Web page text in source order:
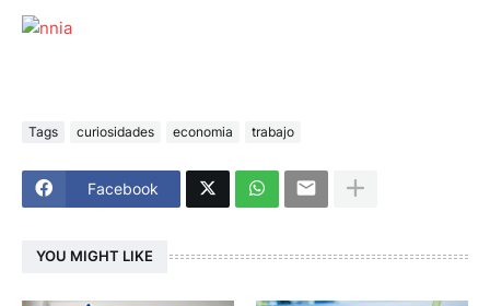
Tags curiosidades economia trabajo
Facebook
YOU MIGHT LIKE